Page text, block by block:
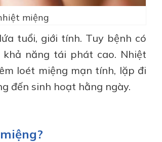
miệng
tuổi, giới tính. Tuy bệnh có
năng tái phát cao. Nhiệt
loét miệng mạn tính, lặp đi
đến sinh hoạt hằng ngày.